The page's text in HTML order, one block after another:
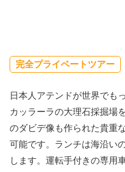
完全プライベートツアー
日本人アテンドが世界でも
カッラーラの大理石採掘場
のダビデ像も作られた貴重
可能です。ランチは海沿い
します。運転手付きの専用